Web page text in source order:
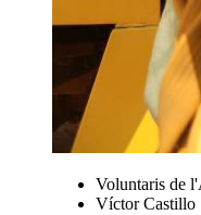
Voluntaris de
Víctor Castillo